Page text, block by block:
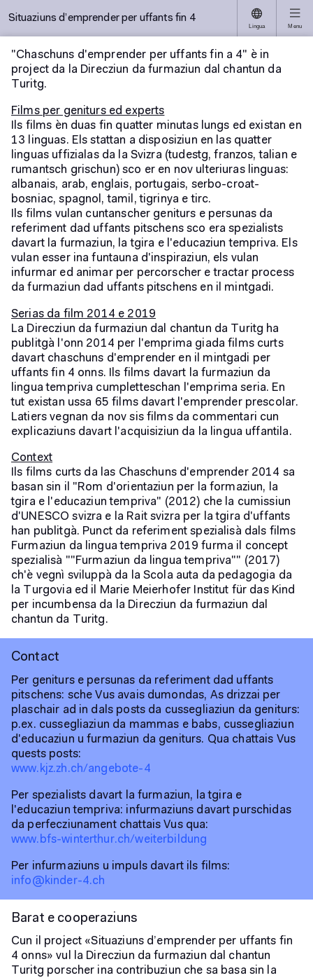
Situaziuns d’emprender per uffants fin 4
Lingua Menu
"Chaschuns d'emprender per uffants fin a 4" è in
project da la Direcziun da furmaziun dal chantun da
Turitg.
Films per geniturs ed experts
Ils films èn duas fin quatter minutas lungs ed existan en
13 linguas. Els stattan a disposiziun en las quatter
linguas uffizialas da la Svizra (tudestg, franzos, talian e
rumantsch grischun) sco er en nov ulteriuras linguas:
albanais, arab, englais, portugais, serbo-croat-
bosniac, spagnol, tamil, tigrinya e tirc.
Ils films vulan cuntanscher geniturs e persunas da
referiment dad uffants pitschens sco era spezialists
davart la furmaziun, la tgira e l'educaziun tempriva. Els
vulan esser ina funtauna d'inspiraziun, els vulan
infurmar ed animar per percorscher e tractar process
da furmaziun dad uffants pitschens en il mintgadi.
Serias da film 2014 e 2019
La Direcziun da furmaziun dal chantun da Turitg ha
publitgà l'onn 2014 per l'emprima giada films curts
davart chaschuns d'emprender en il mintgadi per
uffants fin 4 onns. Ils films davart la furmaziun da
lingua tempriva cumpletteschan l'emprima seria. En
tut existan ussa 65 films davart l'emprender prescolar.
Latiers vegnan da nov sis films da commentari cun
explicaziuns davart l'acquisiziun da la lingua uffantila.
Context
Ils films curts da las Chaschuns d'emprender 2014 sa
basan sin il "Rom d'orientaziun per la formaziun, la
tgira e l'educaziun tempriva" (2012) che la cumissiun
d'UNESCO svizra e la Rait svizra per la tgira d'uffants
han publitgà. Punct da referiment spezialisà dals films
Furmaziun da lingua tempriva 2019 furma il concept
spezialisà ""Furmaziun da lingua tempriva"" (2017)
ch'è vegnì sviluppà da la Scola auta da pedagogia da
la Turgovia ed il Marie Meierhofer Institut für das Kind
per incumbensa da la Direcziun da furmaziun dal
chantun da Turitg.
Contact
Per geniturs e persunas da referiment dad uffants
pitschens: sche Vus avais dumondas, As drizzai per
plaschair ad in dals posts da cussegliaziun da geniturs:
p.ex. cussegliaziun da mammas e babs, cussegliaziun
d'educaziun u furmaziun da geniturs. Qua chattais Vus
quests posts:
www.kjz.zh.ch/angebote-4
Per spezialists davart la furmaziun, la tgira e
l'educaziun tempriva: infurmaziuns davart purschidas
da perfecziunament chattais Vus qua:
www.bfs-winterthur.ch/weiterbildung
Per infurmaziuns u impuls davart ils films:
info@kinder-4.ch
Barat e cooperaziuns
Cun il project «Situaziuns d’emprender per uffants fin
4 onns» vul la Direcziun da furmaziun dal chantun
Turitg porscher ina contribuziun che sa basa sin la